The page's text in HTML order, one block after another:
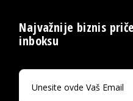
Najvažnije biznis
inboksu